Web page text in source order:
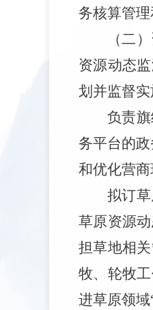
务核算管
（二
资源动态
划并监督
负责
务平台的
和优化营商
拟订
草原资源
担草地相
牧、轮牧
进草原领域